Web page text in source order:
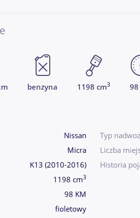
benzyna 1198 cm3
Nissan
Micra
K13 (2010-2016)
1198 cm3
98 KM
fioletowy
Typ
Liczba
Historia